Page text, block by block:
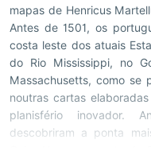
mapas de Henricus
Antes de 1501, os
costa leste dos atuais
do Rio Mississippi, no
Massachusetts, como se
noutras cartas
planisfério inovador.
descobriram a ponta